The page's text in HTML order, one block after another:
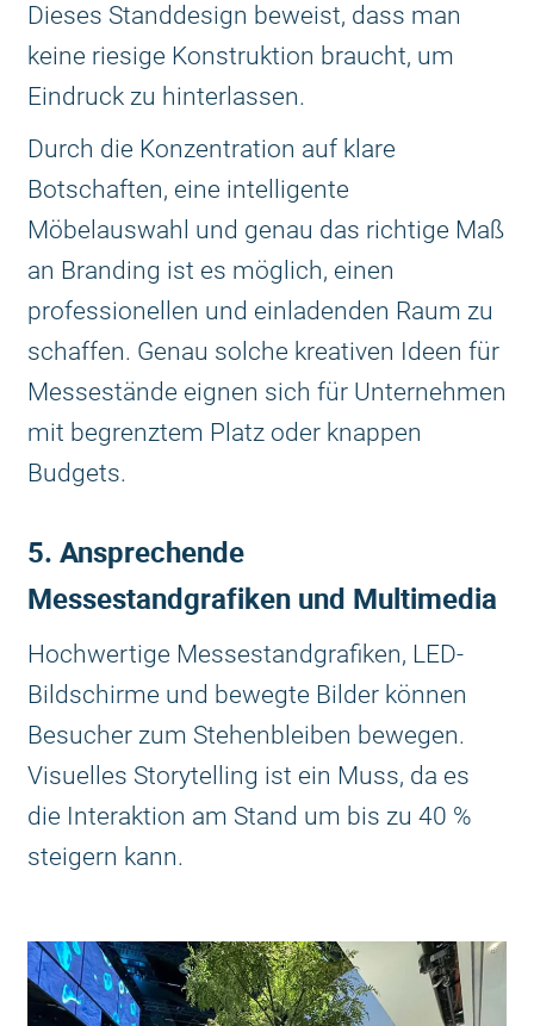
Dieses Standdesign beweist, dass man
keine riesige Konstruktion braucht, um
Eindruck zu hinterlassen.
Durch die Konzentration auf klare
Botschaften, eine intelligente
Möbelauswahl und genau das richtige Maß
an Branding ist es möglich, einen
professionellen und einladenden Raum zu
schaffen. Genau solche kreativen Ideen für
Messestände eignen sich für Unternehmen
mit begrenztem Platz oder knappen
Budgets.
5. Ansprechende
Messestandgrafiken und Multimedia
Hochwertige Messestandgrafiken, LED-
Bildschirme und bewegte Bilder können
Besucher zum Stehenbleiben bewegen.
Visuelles Storytelling ist ein Muss, da es
die Interaktion am Stand um bis zu 40 %
steigern kann.